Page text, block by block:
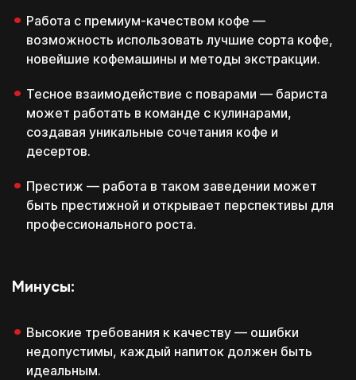
Работа с премиум-качеством кофе —
возможность использовать лучшие сорта кофе,
новейшие кофемашины и методы экстракции.
Тесное взаимодействие с поварами — бариста
может работать в команде с кулинарами,
создавая уникальные сочетания кофе и
десертов.
Престиж — работа в таком заведении может
быть престижной и открывает перспективы для
профессионального роста.
Минусы:
Высокие требования к качеству — ошибки
недопустимы, каждый напиток должен быть
идеальным.